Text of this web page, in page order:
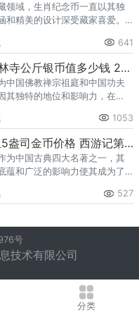
领域，生肖纪念币一直以其独
和精美的设计深受藏家喜爱。
色优良和寓意吉祥等特点，成
一大亮点。
641
2011年少林寺公斤银币值多少钱 2011年1公斤中岳庙银币价格
中国佛教禅宗祖庭和中国功夫
其独特的地位和影响力，在
这一重要时刻，中国人民银行
了少林寺公
1053
西游记1组5盎司金币价格 西游记第1组5盎司金币值多少钱
为中国古典四大名著之一，其
蕴和广泛的影响力使其成为了
纪念中国古典文学名著《西游
527
号
技术有限公司
分类